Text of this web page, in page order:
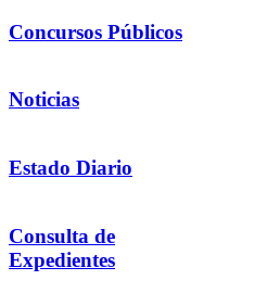
Concursos Públicos
Noticias
Estado Diario
Consulta de
Expedientes